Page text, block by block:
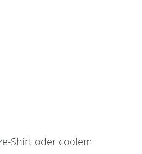
Shirt oder coolem